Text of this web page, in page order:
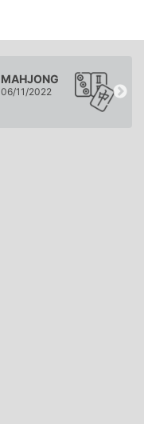
MAHJONG
06/11/2022